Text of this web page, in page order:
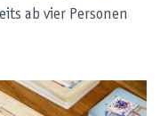
ab vier Personen